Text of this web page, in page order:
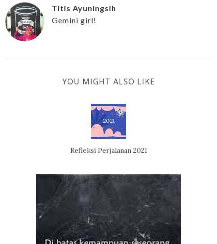
Titis Ayuningsih
Gemini girl!
YOU MIGHT ALSO LIKE
Refleksi Perjalanan 2021